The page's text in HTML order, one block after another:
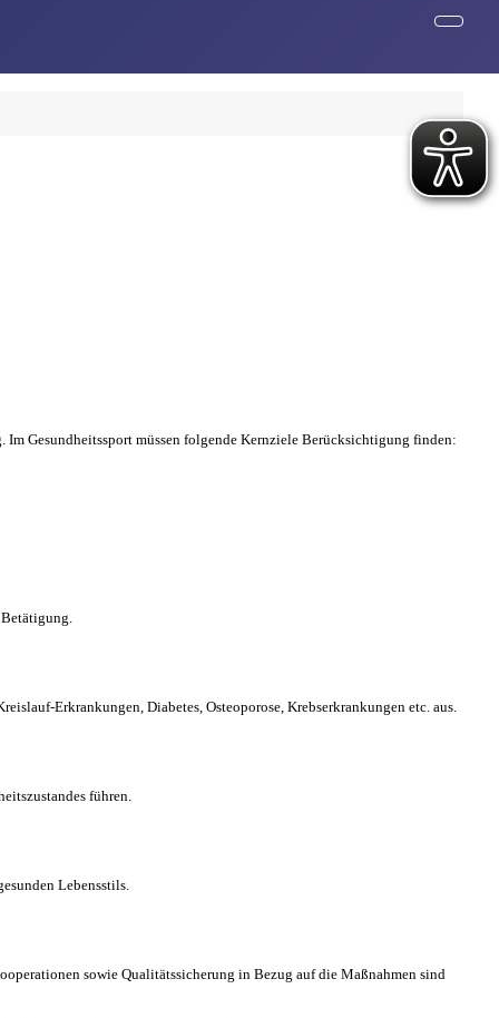
Gesundheitssport müssen folgende Kernziele Berücksichtigung finden:
Erkrankungen, Diabetes, Osteoporose, Krebserkrankungen etc. aus.
führen.
Lebensstils.
sowie Qualitätssicherung in Bezug auf die Maßnahmen sind